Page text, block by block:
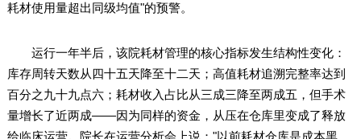
耗材使用量超出同级均值"的预警。
运行一年半后，该院耗材管理的核心指标发生结构性变化：
库存周转天数从四十五天降至十二天；高值耗材追溯完整率达到
百分之九十九点六；耗材收入占比从三成三降至两成五，但手术
量增长了近两成——因为同样的资金，从压在仓库里变成了释放
给临床运营。院长在运营分析会上说："以前耗材仓库是成本黑